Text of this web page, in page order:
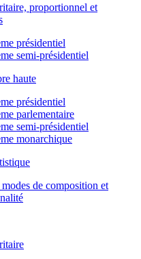
proportionnel et
présidentiel
semi-présidentiel
haute
présidentiel
parlementaire
semi-présidentiel
monarchique
de composition et